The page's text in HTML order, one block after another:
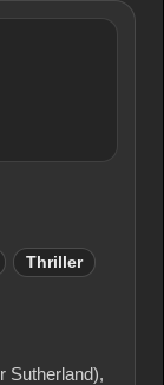
Thriller
Sutherland),